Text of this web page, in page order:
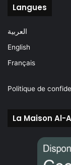
Langues
العربية
English
Français
Politique de
La Maison Al-